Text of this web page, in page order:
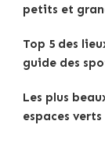
petits et
Top 5 des
guide des
Les plus
espaces